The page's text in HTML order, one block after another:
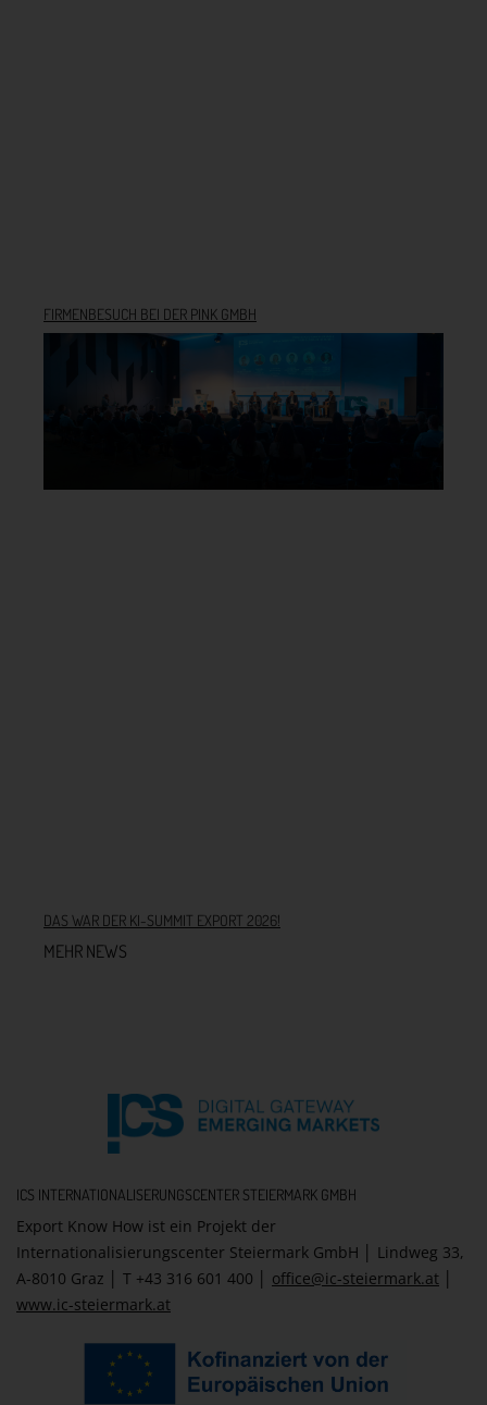
FIRMENBESUCH BEI DER PINK GMBH
DAS WAR DER KI-SUMMIT EXPORT 2026!
MEHR NEWS
ICS INTERNATIONALISERUNGSCENTER STEIERMARK GMBH
Export Know How ist ein Projekt der
Internationalisierungscenter Steiermark GmbH │ Lindweg 33,
A-8010 Graz │ T +43 316 601 400 │ office@ic-steiermark.at
www.ic-steiermark.at